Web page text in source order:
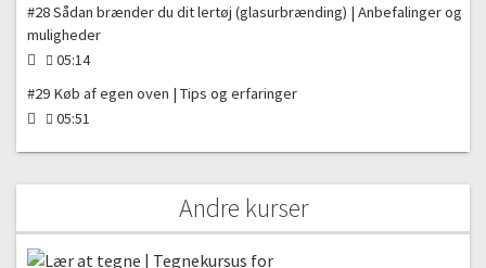
#28 Sådan brænder du dit lertøj (glasurbrænding) | Anbefalinger og
muligheder
05:14
#29 Køb af egen oven | Tips og erfaringer
05:51
Andre kurser